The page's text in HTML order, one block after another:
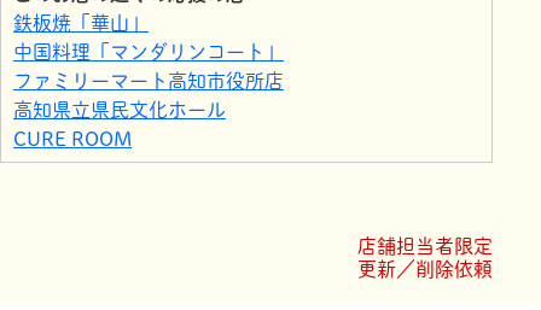
鉄板焼「華山」
中国料理「マンダリンコート」
ファミリーマート高知市役所店
高知県立県民文化ホール
CURE ROOM
株式会社三翠園
店舗担当者限定
更新／削除依頼